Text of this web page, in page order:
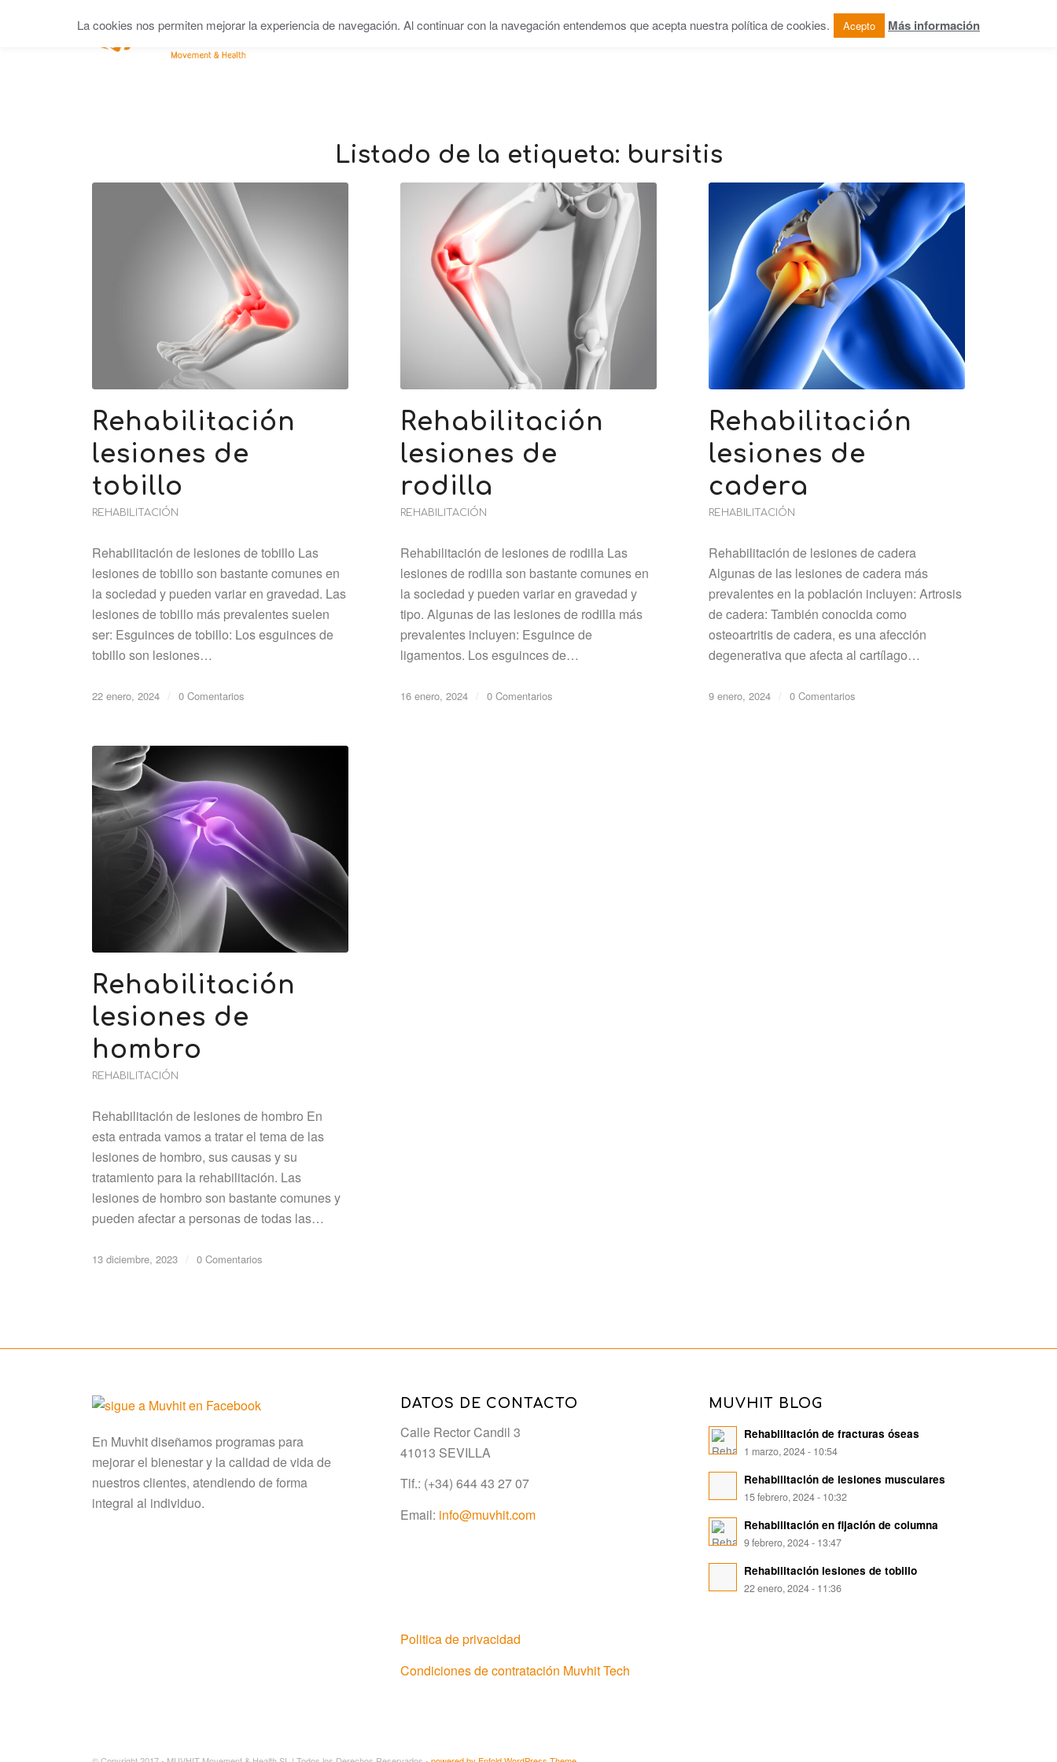
SERVICIOS CENTRO COLABORACIONES CONTACTO
Listado de la etiqueta: bursitis
Rehabilitación
lesiones de
tobillo
REHABILITACIÓN
Rehabilitación de lesiones de tobillo Las
lesiones de tobillo son bastante comunes en
la sociedad y pueden variar en gravedad. Las
lesiones de tobillo más prevalentes suelen
ser: Esguinces de tobillo: Los esguinces de
tobillo son lesiones…
22 enero, 2024 / 0 Comentarios
Rehabilitación
lesiones de
rodilla
REHABILITACIÓN
Rehabilitación de lesiones de rodilla Las
lesiones de rodilla son bastante comunes en
la sociedad y pueden variar en gravedad y
tipo. Algunas de las lesiones de rodilla más
prevalentes incluyen: Esguince de
ligamentos. Los esguinces de…
16 enero, 2024 / 0 Comentarios
Rehabilitación
lesiones de
cadera
REHABILITACIÓN
Rehabilitación de lesiones de cadera
Algunas de las lesiones de cadera más
prevalentes en la población incluyen: Artrosis
de cadera: También conocida como
osteoartritis de cadera, es una afección
degenerativa que afecta al cartílago…
9 enero, 2024 / 0 Comentarios
Rehabilitación
lesiones de
hombro
REHABILITACIÓN
Rehabilitación de lesiones de hombro En
esta entrada vamos a tratar el tema de las
lesiones de hombro, sus causas y su
tratamiento para la rehabilitación. Las
lesiones de hombro son bastante comunes y
pueden afectar a personas de todas las…
13 diciembre, 2023 / 0 Comentarios
En Muvhit diseñamos programas para
mejorar el bienestar y la calidad de vida de
nuestros clientes, atendiendo de forma
integral al individuo.
DATOS DE CONTACTO
Calle Rector Candil 3
41013 SEVILLA
Tlf.: (+34) 644 43 27 07
Email: info@muvhit.com
Politica de privacidad
Condiciones de contratación Muvhit Tech
MUVHIT BLOG
Rehabilitación de fracturas óseas
1 marzo, 2024 - 10:54
Rehabilitación de lesiones musculares
15 febrero, 2024 - 10:32
Rehabilitación en fijación de columna
9 febrero, 2024 - 13:47
Rehabilitación lesiones de tobillo
22 enero, 2024 - 11:36
La cookies nos permiten mejorar la experiencia de navegación. Al continuar con la navegación entendemos que acepta nuestra política de cookies. Acepto Más información